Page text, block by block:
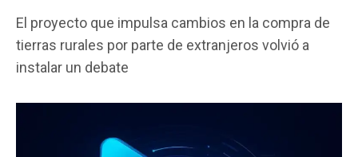
ce
b
o
tt
er
at
s
p
p
ail m
p
tir
El proyecto que impulsa cambios en la compra de
tierras rurales por parte de extranjeros volvió a
instalar un debate